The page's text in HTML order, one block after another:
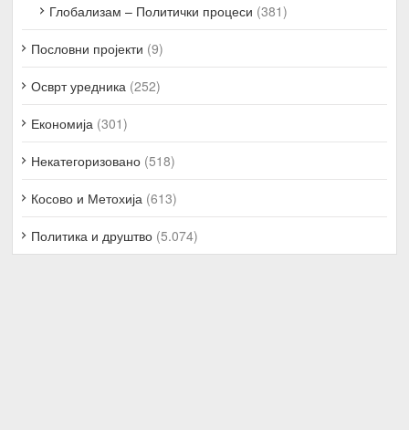
Глобализам – Политички процеси (381)
Пословни пројекти (9)
Осврт уредника (252)
Економија (301)
Некатегоризовано (518)
Косово и Метохија (613)
Политика и друштво (5.074)